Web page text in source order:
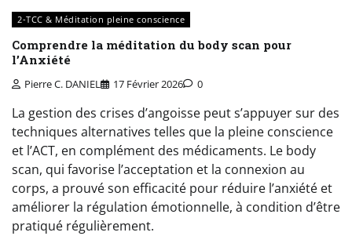
2-TCC & Méditation pleine conscience
Comprendre la méditation du body scan pour
l’Anxiété
Pierre C. DANIEL 17 Février 2026 0
La gestion des crises d’angoisse peut s’appuyer sur des
techniques alternatives telles que la pleine conscience
et l’ACT, en complément des médicaments. Le body
scan, qui favorise l’acceptation et la connexion au
corps, a prouvé son efficacité pour réduire l’anxiété et
améliorer la régulation émotionnelle, à condition d’être
pratiqué régulièrement.